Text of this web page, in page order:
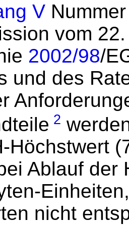
V
vom
2002/98/
und des
2
Höchstwert
Ablauf der
nicht